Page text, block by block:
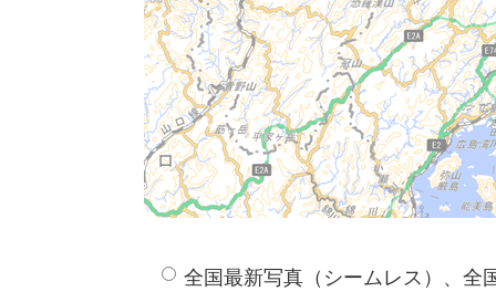
全国最新写真（シームレス）、全